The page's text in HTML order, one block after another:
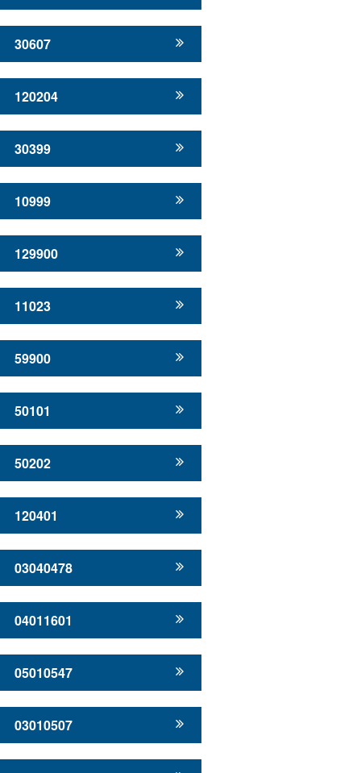
30607
120204
30399
10999
129900
11023
59900
50101
50202
120401
03040478
04011601
05010547
03010507